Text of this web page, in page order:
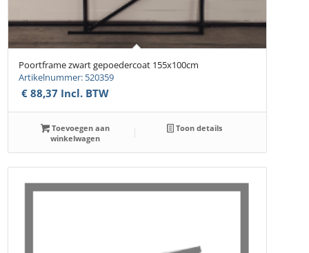
Poortframe zwart gepoedercoat 155x100cm
Artikelnummer: 520359
€ 88,37 Incl. BTW
Toevoegen aan
winkelwagen
Toon details